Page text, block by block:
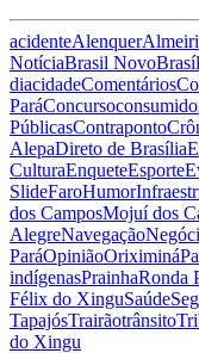
acidenteAlenquer
NotíciaBrasil Novo
diacidadeComentários
ParáConcurso
PúblicasContraponto
AlepaDireto de Brasília
CulturaEnqueteEsporte
SlideFaroHumor
dos CamposMojuí dos
AlegreNavegação
ParáOpiniãoOriximiná
indígenasPrainhaRonda
Félix do XinguSaúde
TapajósTrairãotrânsito
do Xingu